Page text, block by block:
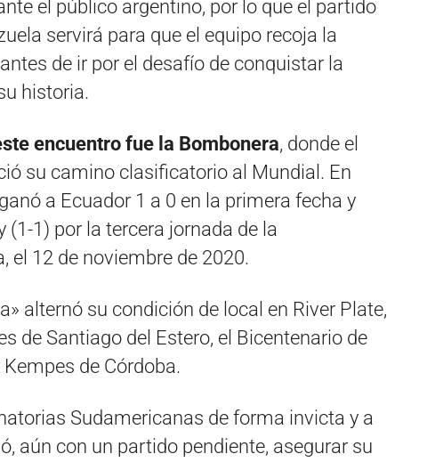
el público argentino, por lo que el partido
servirá para que el equipo recoja la
de ir por el desafío de conquistar la
historia.
encuentro fue la Bombonera, donde el
su camino clasificatorio al Mundial. En
a Ecuador 1 a 0 en la primera fecha y
(1-1) por la tercera jornada de la
el 12 de noviembre de 2020.
alternó su condición de local en River Plate,
de Santiago del Estero, el Bicentenario de
de Córdoba.
Sudamericanas de forma invicta y a
aún con un partido pendiente, asegurar su